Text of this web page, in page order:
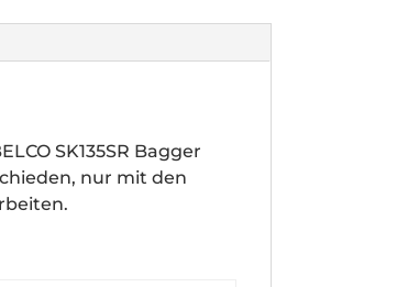
SK135SR Bagger
nur mit den